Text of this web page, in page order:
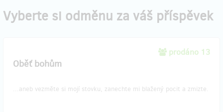
Vyberte si odměnu za váš příspěvek
prodáno 13
Oběť bohům
...aneb vezměte si mojí stovku, zanechte mi blažený pocit a zmizte.